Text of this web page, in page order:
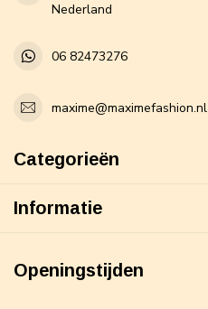
Nederland
06 82473276
maxime@maximefashion.nl
Categorieën
Informatie
Openingstijden